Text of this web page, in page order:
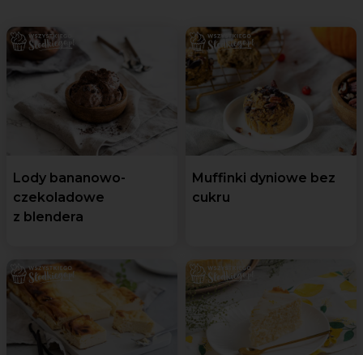
Lody bananowo-
czekoladowe
z blendera
Muffinki dyniowe bez
cukru